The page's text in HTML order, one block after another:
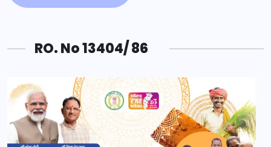
RO. No 13404/ 86